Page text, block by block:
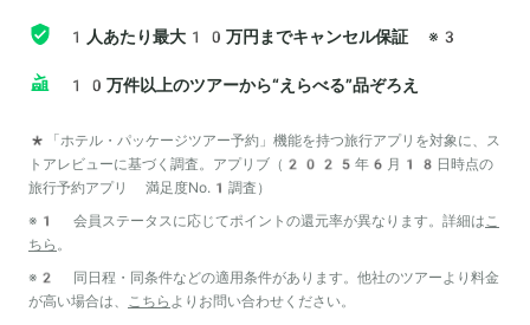
1人あたり最大10万円までキャンセル保証 ※3
10万件以上のツアーから“えらべる”品ぞろえ
*「ホテル・パッケージツアー予約」機能を持つ旅行アプリを対象に、ス
トアレビューに基づく調査。アプリブ（2025年6月18日時点の
旅行予約アプリ 満足度No.1調査）
※1 会員ステータスに応じてポイントの還元率が異なります。詳細は こ
ちら 。
※2 同日程・同条件などの適用条件があります。他社のツアーより料金
が高い場合は、
こちら よりお問い合わせください。